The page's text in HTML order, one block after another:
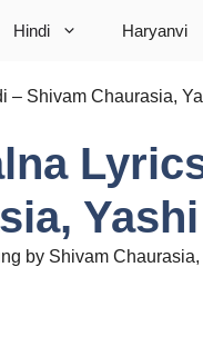
Hindi Haryanvi
– Shivam Chaurasia,
by Shivam